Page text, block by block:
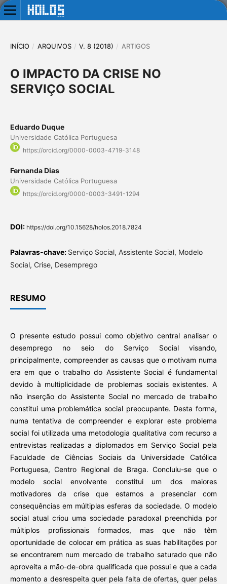
INÍCIO / ARQUIVOS / V. 8 (2018) / ARTIGOS
O IMPACTO DA CRISE NO
SERVIÇO SOCIAL
Eduardo Duque
Universidade Católica Portuguesa
https://orcid.org/0000-0003-4719-3148
Fernanda Dias
Universidade Católica Portuguesa
https://orcid.org/0000-0003-3491-1294
DOI: https://doi.org/10.15628/holos.2018.7824
Palavras-chave: Serviço Social, Assistente Social, Modelo
Social, Crise, Desemprego
RESUMO
O presente estudo possui como objetivo central analisar o
desemprego no seio do Serviço Social visando,
principalmente, compreender as causas que o motivam numa
era em que o trabalho do Assistente Social é fundamental
devido à multiplicidade de problemas sociais existentes. A
não inserção do Assistente Social no mercado de trabalho
constitui uma problemática social preocupante. Desta forma,
numa tentativa de compreender e explorar este problema
social foi utilizada uma metodologia qualitativa com recurso a
entrevistas realizadas a diplomados em Serviço Social pela
Faculdade de Ciências Sociais da Universidade Católica
Portuguesa, Centro Regional de Braga. Concluiu-se que o
modelo social envolvente constitui um dos maiores
motivadores da crise que estamos a presenciar com
consequências em múltiplas esferas da sociedade. O modelo
social atual criou uma sociedade paradoxal preenchida por
múltiplos profissionais formados, mas que não têm
oportunidade de colocar em prática as suas habilitações por
se encontrarem num mercado de trabalho saturado que não
aproveita a mão-de-obra qualificada que possui e que a cada
momento a desrespeita quer pela falta de ofertas, quer pelas